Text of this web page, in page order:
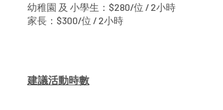
幼稚園 及 小學生：$280/位 / 2小時
家長：$300/位 / 2小時
建議活動時數